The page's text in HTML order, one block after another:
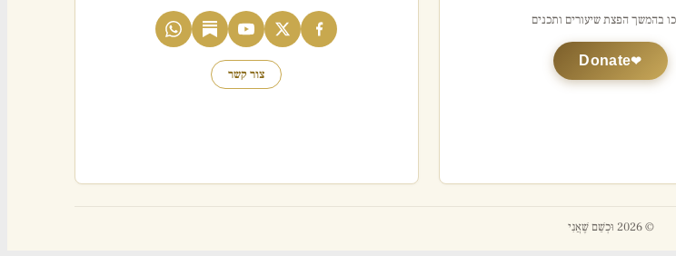
בהמשך הפצת שיעורים ותכנים
Donate
צור קשר
© 2026 וּכְשֵׁם שֶׁאֲנִי